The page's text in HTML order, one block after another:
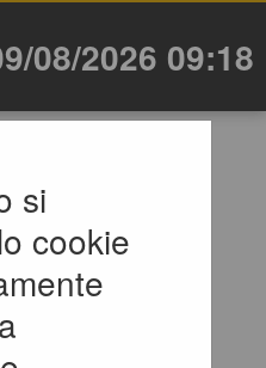
08/2026 09:18
si
cookie